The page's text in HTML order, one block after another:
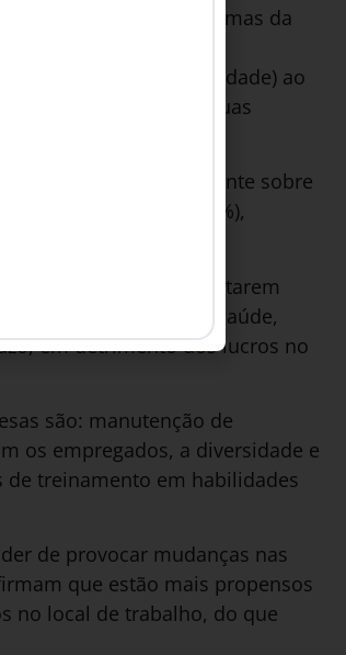
não resolver problemas da
da-vulnerabilidade) ao
devem assumir suas
diretoria e acionistas.
manifestem publicamente sobre
do trabalho (59%),
da informação, adotarem
de segurança e saúde,
em detrimento dos lucros no
são: manutenção de
os empregados, a diversidade e
treinamento em habilidades
de provocar mudanças nas
que estão mais propensos
no local de trabalho, do que